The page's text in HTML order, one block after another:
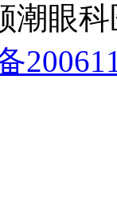
潮眼